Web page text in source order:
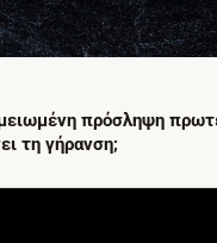
πρόσληψη
τη γήρανση;